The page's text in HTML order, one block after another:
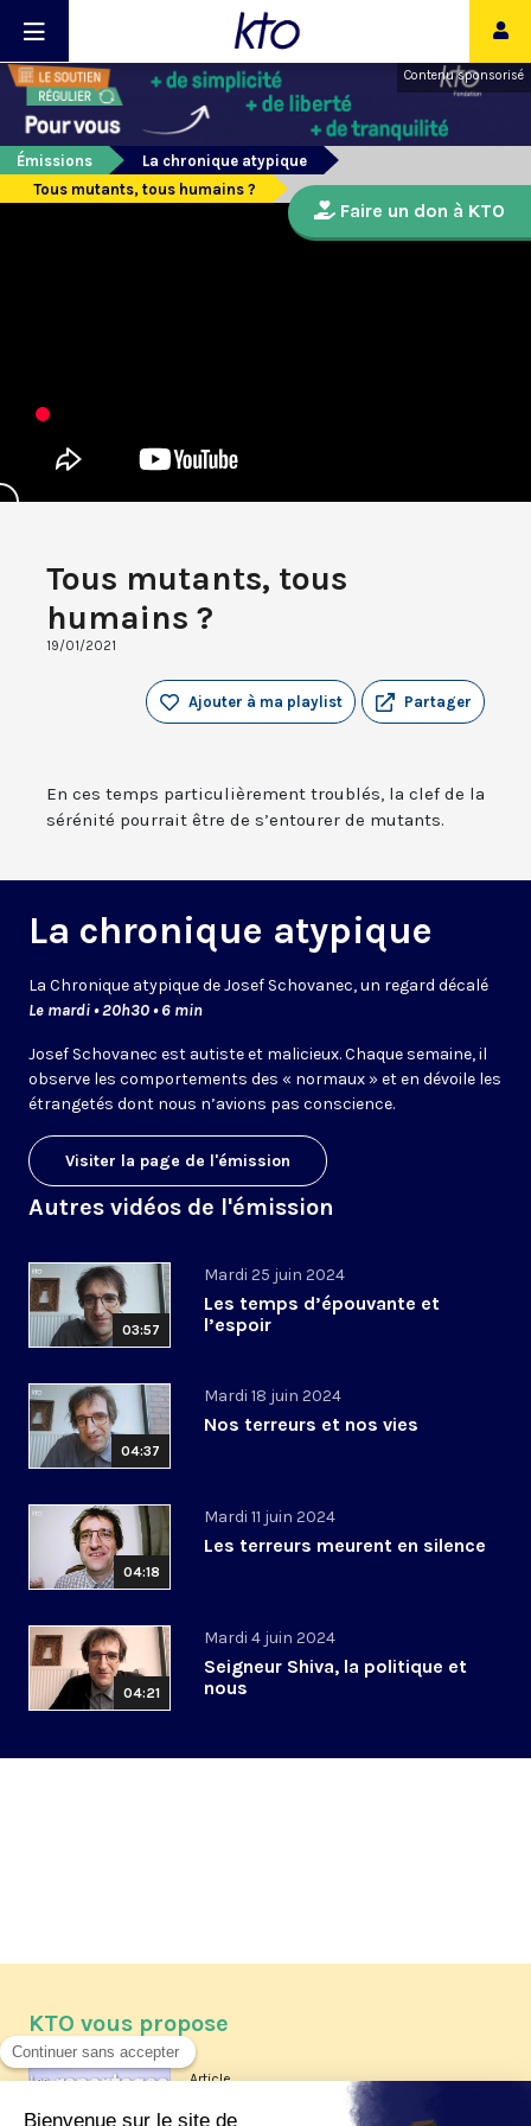
Contenu sponsorisé
Émissions
La chronique atypique
Tous mutants, tous humains ?
Tous mutants, tous
humains ?
19/01/2021
Partager
Ajouter à ma playlist
En ces temps particulièrement troublés, la clef de la
sérénité pourrait être de s’entourer de mutants.
La chronique atypique
La Chronique atypique de Josef Schovanec, un regard décalé
Le mardi • 20h30 • 6 min
Josef Schovanec est autiste et malicieux. Chaque semaine, il
observe les comportements des « normaux » et en dévoile les
étrangetés dont nous n’avions pas conscience.
Visiter la page de l'émission
Autres vidéos de l'émission
03:57
Mardi 25 juin 2024
Les temps d’épouvante et
l’espoir
04:37
Mardi 18 juin 2024
Nos terreurs et nos vies
04:18
Mardi 11 juin 2024
Les terreurs meurent en silence
04:21
Mardi 4 juin 2024
Seigneur Shiva, la politique et
nous
Faire un don à KTO
KTO vous propose
Article
Les reportages d'été 2026 de KTO